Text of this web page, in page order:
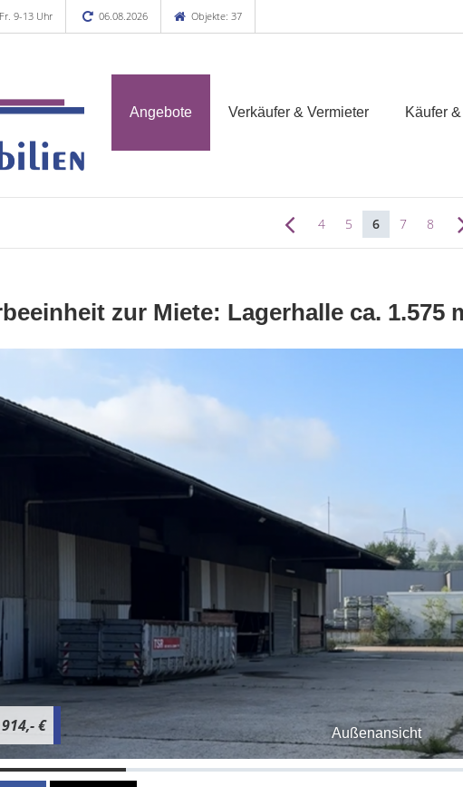
9-13 Uhr 06.08.2026 Objekte: 37
Angebote Verkäufer & Vermieter Käufer
4 5 6 7 8
zur Miete: Lagerhalle ca. 1.575
Außenansicht
€